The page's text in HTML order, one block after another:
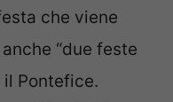
che viene
“due feste
il Pontefice.